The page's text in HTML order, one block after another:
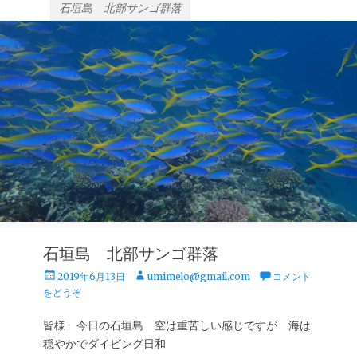
石垣島 北部サンゴ群落
石垣島 北部サンゴ群落
投
稿
2019年6月13日
投 umimelo@gmail.com
コメント
をどうぞ
皆様 今日の石垣島 空は重苦しい感じですが 海は
穏やかでダイビング日和